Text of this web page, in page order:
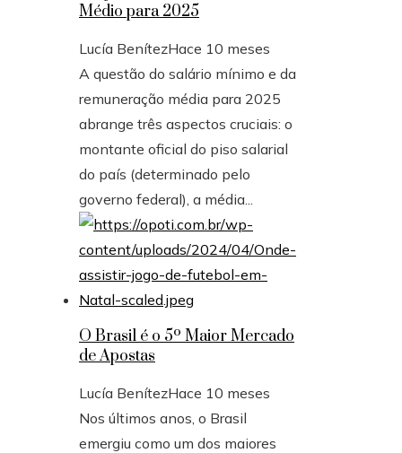
Médio para 2025
Lucía BenítezHace 10 meses
A questão do salário mínimo e da
remuneração média para 2025
abrange três aspectos cruciais: o
montante oficial do piso salarial
do país (determinado pelo
governo federal), a média...
O Brasil é o 5º Maior Mercado
de Apostas
Lucía BenítezHace 10 meses
Nos últimos anos, o Brasil
emergiu como um dos maiores